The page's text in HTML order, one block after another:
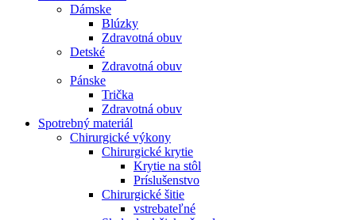
Dámske
Blúzky
Zdravotná obuv
Detské
Zdravotná obuv
Pánske
Trička
Zdravotná obuv
Spotrebný materiál
Chirurgické výkony
Chirurgické krytie
Krytie na stôl
Príslušenstvo
Chirurgické šitie
vstrebateľné